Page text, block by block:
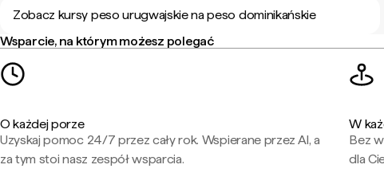
Zobacz kursy peso urugwajskie na peso dominikańskie
Wsparcie, na którym możesz polegać
O każdej porze
Uzyskaj pomoc 24/7 przez cały rok. Wspierane przez AI, a
za tym stoi nasz zespół wsparcia.
W
Bez
dla